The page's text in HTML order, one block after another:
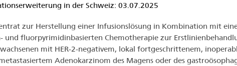
in der Schweiz: 03.07.2025
zur Herstellung einer Infusionslösung in Kombination mit
und fluorpyrimidinbasierten Chemotherapie zur
mit HER-2-negativem, lokal fortgeschrittenem,
Adenokarzinom des Magens oder des